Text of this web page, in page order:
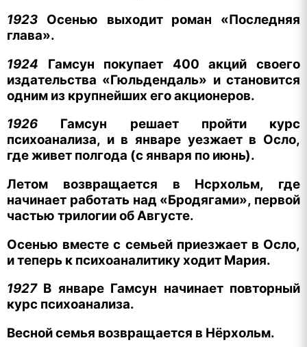
1923 Осенью выходит роман «Последняя
глава».
1924 Гамсун покупает 400 акций своего
издательства «Гюльдендаль» и становится
одним из крупнейших его акционеров.
1926 Гамсун решает пройти курс
психоанализа, и в январе уезжает в Осло,
где живет полгода (с января по июнь).
Летом возвращается в Нсрхольм, где
начинает работать над «Бродягами», первой
частью трилогии об Августе.
Осенью вместе с семьей приезжает в Осло,
и теперь к психоаналитику ходит Мария.
1927 В январе Гамсун начинает повторный
курс психоанализа.
Весной семья возвращается в Нёрхольм.